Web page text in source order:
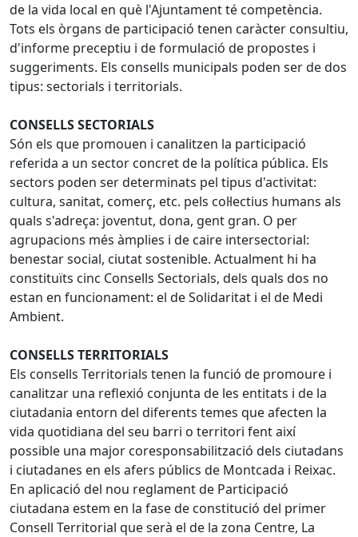
de la vida local en què l'Ajuntament té competència.
Tots els òrgans de participació tenen caràcter consultiu,
d'informe preceptiu i de formulació de propostes i
suggeriments. Els consells municipals poden ser de dos
tipus: sectorials i territorials.
CONSELLS SECTORIALS
Són els que promouen i canalitzen la participació
referida a un sector concret de la política pública. Els
sectors poden ser determinats pel tipus d'activitat:
cultura, sanitat, comerç, etc. pels col·lectius humans als
quals s'adreça: joventut, dona, gent gran. O per
agrupacions més àmplies i de caire intersectorial:
benestar social, ciutat sostenible. Actualment hi ha
constituïts cinc Consells Sectorials, dels quals dos no
estan en funcionament: el de Solidaritat i el de Medi
Ambient.
CONSELLS TERRITORIALS
Els consells Territorials tenen la funció de promoure i
canalitzar una reflexió conjunta de les entitats i de la
ciutadania entorn del diferents temes que afecten la
vida quotidiana del seu barri o territori fent així
possible una major coresponsabilització dels ciutadans
i ciutadanes en els afers públics de Montcada i Reixac.
En aplicació del nou reglament de Participació
ciutadana estem en la fase de constitució del primer
Consell Territorial que serà el de la zona Centre, La